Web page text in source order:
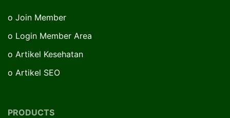
o Join Member
o Login Member Area
o Artikel Kesehatan
o Artikel SEO
PRODUCTS